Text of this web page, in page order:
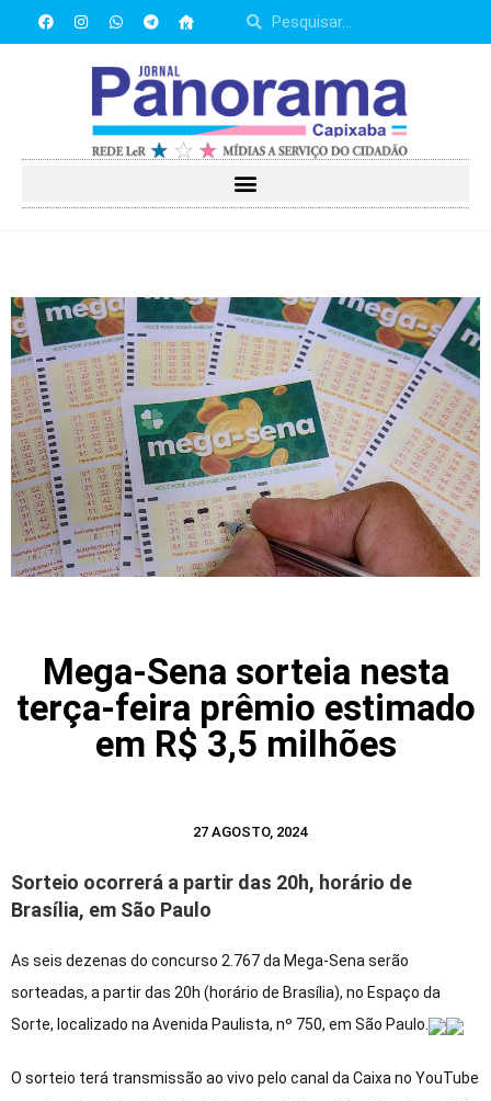
Mega-Sena sorteia nesta
terça-feira prêmio estimado
em R$ 3,5 milhões
27 AGOSTO, 2024
Sorteio ocorrerá a partir das 20h, horário de
Brasília, em São Paulo
As seis dezenas do concurso 2.767 da Mega-Sena serão
sorteadas, a partir das 20h (horário de Brasília), no Espaço da
Sorte, localizado na Avenida Paulista, nº 750, em São Paulo.
O sorteio terá transmissão ao vivo pelo canal da Caixa no YouTube